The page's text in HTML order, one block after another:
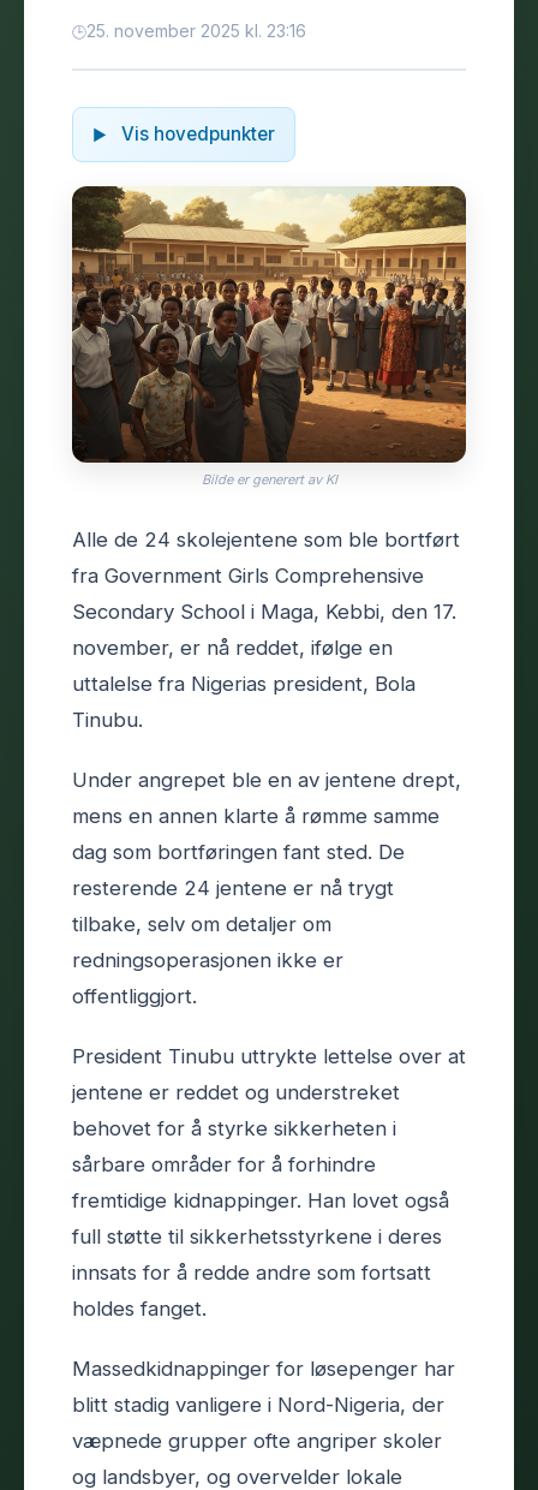
25. november 2025 kl. 23:16
Vis hovedpunkter
Bilde er generert av KI
Alle de 24 skolejentene som ble bortført
fra Government Girls Comprehensive
Secondary School i Maga, Kebbi, den 17.
november, er nå reddet, ifølge en
uttalelse fra Nigerias president, Bola
Tinubu.
Under angrepet ble en av jentene drept,
mens en annen klarte å rømme samme
dag som bortføringen fant sted. De
resterende 24 jentene er nå trygt
tilbake, selv om detaljer om
redningsoperasjonen ikke er
offentliggjort.
President Tinubu uttrykte lettelse over at
jentene er reddet og understreket
behovet for å styrke sikkerheten i
sårbare områder for å forhindre
fremtidige kidnappinger. Han lovet også
full støtte til sikkerhetsstyrkene i deres
innsats for å redde andre som fortsatt
holdes fanget.
Massedkidnappinger for løsepenger har
blitt stadig vanligere i Nord-Nigeria, der
væpnede grupper ofte angriper skoler
og landsbyer, og overvelder lokale